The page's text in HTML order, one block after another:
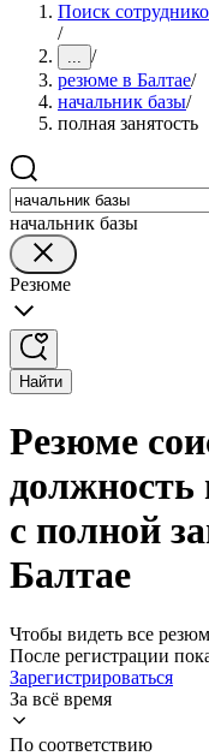
Поиск
/
... /
резюме в Балтае/
начальник базы/
полная занятость
начальник базы
Резюме
Найти
Резюме
должность
с полной
Балтае
Чтобы видеть все
После регистрации
Зарегистрироваться
За всё время
По соответствию